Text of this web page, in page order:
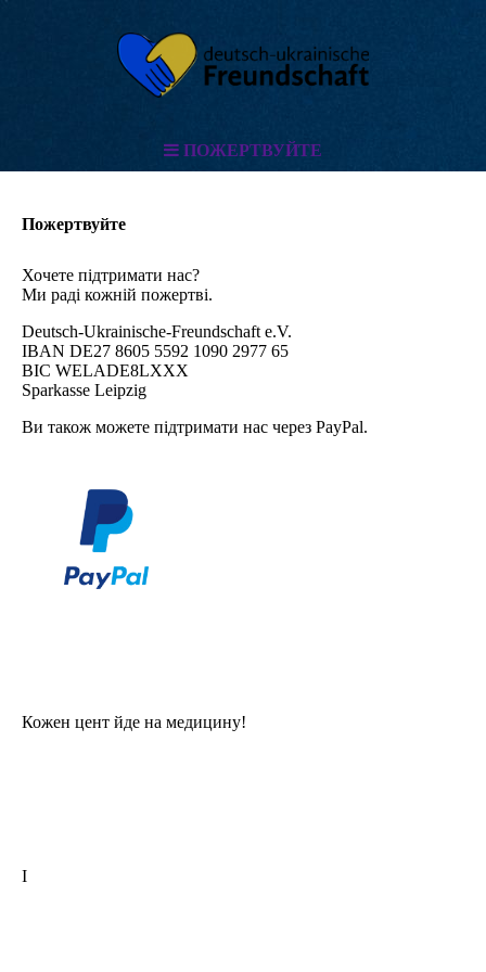
ПОЖЕРТВУЙТЕ
Пожертвуйте
Хочете підтримати нас?
Ми раді кожній пожертві.
Deutsch-Ukrainische-Freundschaft e.V.
IBAN DE27 8605 5592 1090 2977 65
BIC WELADE8LXXX
Sparkasse Leipzig
Ви також можете підтримати нас через PayPal.
Кожен цент йде на медицину!
I